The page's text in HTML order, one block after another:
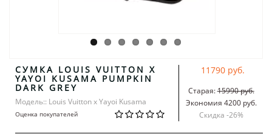
СУМКА LOUIS VUITTON X
YAYOI KUSAMA PUMPKIN
DARK GREY
Модель:: Louis Vuitton x Yayoi Kusama
Оценка покупателей
11790 руб.
Старая:15990 руб.
Экономия 4200 руб.
Скидка -26%